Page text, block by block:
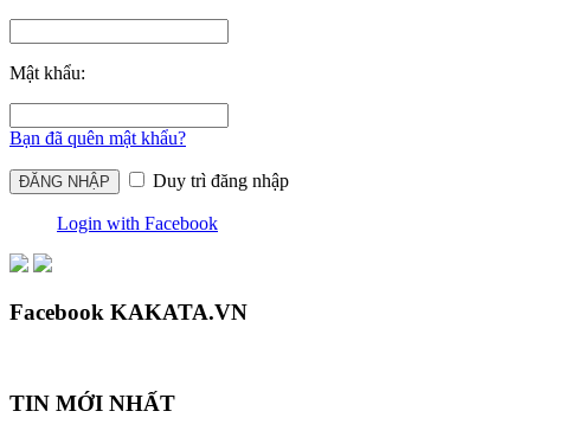
Mật khẩu:
Bạn đã quên mật khẩu?
Duy trì đăng nhập
Login with Facebook
Facebook KAKATA.VN
TIN MỚI NHẤT